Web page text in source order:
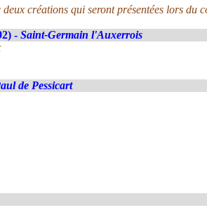
créations qui seront présentées lors du
- Saint-Germain l'Auxerrois
de Pessicart